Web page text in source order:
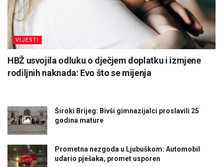
VIJESTI
HBŽ usvojila odluku o dječjem doplatku i izmjene
rodiljnih naknada: Evo što se mijenja
Široki Brijeg: Bivši gimnazijalci proslavili 25
godina mature
Prometna nezgoda u Ljubuškom: Automobil
udario pješaka, promet usporen